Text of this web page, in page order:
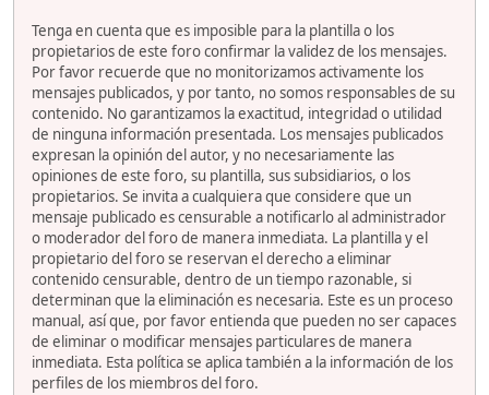
Tenga en cuenta que es imposible para la plantilla o los
propietarios de este foro confirmar la validez de los mensajes.
Por favor recuerde que no monitorizamos activamente los
mensajes publicados, y por tanto, no somos responsables de su
contenido. No garantizamos la exactitud, integridad o utilidad
de ninguna información presentada. Los mensajes publicados
expresan la opinión del autor, y no necesariamente las
opiniones de este foro, su plantilla, sus subsidiarios, o los
propietarios. Se invita a cualquiera que considere que un
mensaje publicado es censurable a notificarlo al administrador
o moderador del foro de manera inmediata. La plantilla y el
propietario del foro se reservan el derecho a eliminar
contenido censurable, dentro de un tiempo razonable, si
determinan que la eliminación es necesaria. Este es un proceso
manual, así que, por favor entienda que pueden no ser capaces
de eliminar o modificar mensajes particulares de manera
inmediata. Esta política se aplica también a la información de los
perfiles de los miembros del foro.